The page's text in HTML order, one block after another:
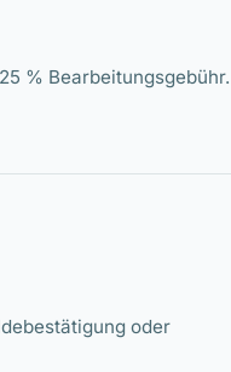
% Bearbeitungsgebühr.
oder